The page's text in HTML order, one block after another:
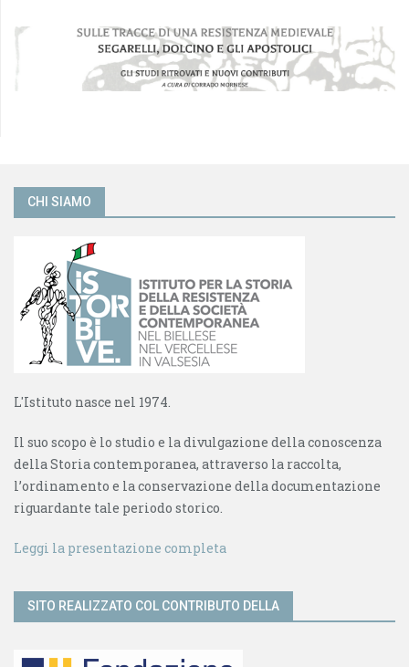
CHI SIAMO
L'Istituto nasce nel 1974.
Il suo scopo è lo studio e la divulgazione della conoscenza
della Storia contemporanea, attraverso la raccolta,
l’ordinamento e la conservazione della documentazione
riguardante tale periodo storico.
Leggi la presentazione completa
SITO REALIZZATO COL CONTRIBUTO DELLA